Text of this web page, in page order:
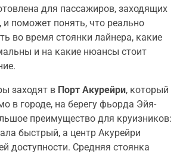
для пассажиров, заходящих
, и поможет понять, что реально
во время стоянки лайнера, какие
и на какие нюансы стоит
заходят в Порт Акурейри, который
в городе, на берегу фьорда Эйя-
преимущество для круизников:
быстрый, а центр Акурейри
доступности. Средняя стоянка